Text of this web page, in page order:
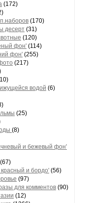
(172)
(170)
десерт (31)
(120)
фон' (114)
фон' (255)
(217)
водой (6)
(25)
(8)
и бежевый фон'
(67)
и бордо' (56)
(97)
для комментов (90)
(12)